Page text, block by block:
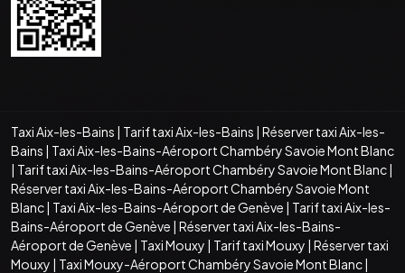
Taxi Aix-les-Bains | Tarif taxi Aix-les-Bains | Réserver taxi Aix-les-
Bains | Taxi Aix-les-Bains-Aéroport Chambéry Savoie Mont Blanc
| Tarif taxi Aix-les-Bains-Aéroport Chambéry Savoie Mont Blanc|
Réserver taxi Aix-les-Bains-Aéroport Chambéry Savoie Mont
Blanc| Taxi Aix-les-Bains-Aéroport de Genève | Tarif taxi Aix-les-
Bains-Aéroport de Genève | Réserver taxi Aix-les-Bains-
Aéroport de Genève | Taxi Mouxy | Tarif taxi Mouxy | Réserver taxi
Mouxy | Taxi Mouxy-Aéroport Chambéry Savoie Mont Blanc|